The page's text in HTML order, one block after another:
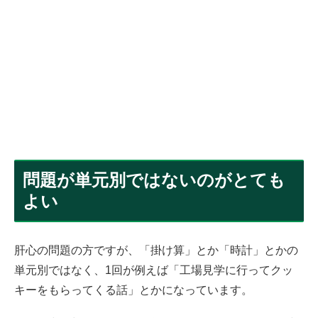
問題が単元別ではないのがとても
よい
肝心の問題の方ですが、「掛け算」とか「時計」とかの
単元別ではなく、1回が例えば「工場見学に行ってクッ
キーをもらってくる話」とかになっています。